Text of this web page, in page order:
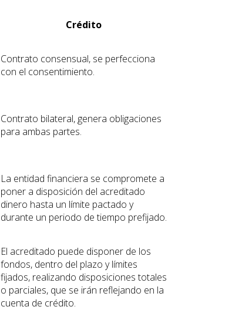
Crédito
Contrato consensual, se perfecciona
con el consentimiento.
Contrato bilateral, genera obligaciones
para ambas partes.
La entidad financiera se compromete a
poner a disposición del acreditado
dinero hasta un límite pactado y
durante un periodo de tiempo prefijado.
El acreditado puede disponer de los
fondos, dentro del plazo y límites
fijados, realizando disposiciones totales
o parciales, que se irán reflejando en la
cuenta de crédito.